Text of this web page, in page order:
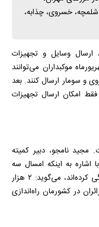
شلمچه، خسروی، چذابه،
، ارسال وسایل و تجهیزات
اربعینی از ۱۶ مرداد آغاز شده و تا ۱۰ شهریورماه موکبداران می‌توانند
و سومار ارسال کنند. بعد
امکان ارسال تجهیزات
آغاز شده است. مجید نامجو، دبیر کمیته
اشاره به اینکه امسال سه
هزار موکب برای خدمت به زائران اربعین اعلام آمادگی کرده‌اند، می‌گوید: ۲ هزار
در کشورمان راه‌اندازی